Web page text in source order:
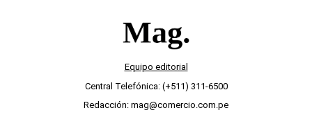
Equipo editorial
Central Telefónica: (+511) 311-6500
Redacción: mag@comercio.com.pe